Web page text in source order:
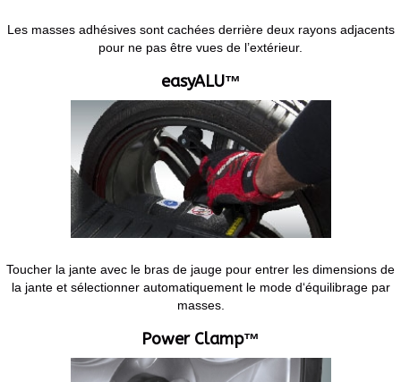
Les masses adhésives sont cachées derrière deux rayons adjacents
pour ne pas être vues de l’extérieur.
easyALU™
Toucher la jante avec le bras de jauge pour entrer les dimensions de
la jante et sélectionner automatiquement le mode d‘équilibrage par
masses.
Power Clamp™